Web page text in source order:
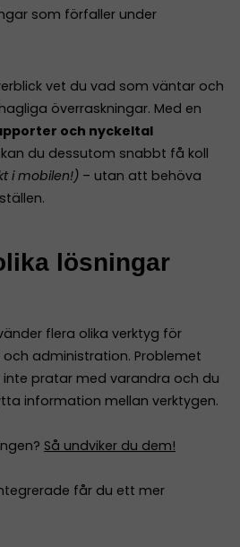
som förfaller under
vet du vad som väntar och
överraskningar. Med en
och nyckeltal
kan du dessutom snabbt få koll
i mobilen!) – utan att behöva
lösningar
flera olika verktyg för
administration. Problemet
pratar med varandra och du
information mellan verktygen.
Så undviker du dem!
får du ett mer